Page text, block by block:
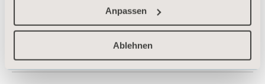
Anpassen
Ablehnen
Architekten und Planer